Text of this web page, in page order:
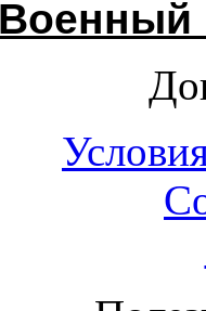
Военный